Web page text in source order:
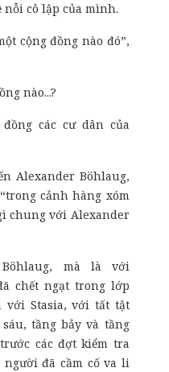
cô lập của mình.
cộng đồng nào đó”,
nào...?
các cư dân của
Alexander Böhlaug,
cảnh hàng xóm
chung với Alexander
mà là với
chết ngạt trong lớp
với Stasia, với tất tật
tầng bảy và tầng
các đợt kiểm tra
đã cầm cố va li